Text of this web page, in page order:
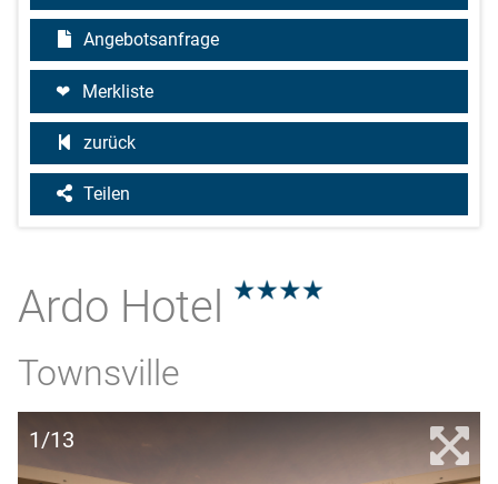
Angebotsanfrage
Merkliste
zurück
Teilen
Ardo Hotel 4.0
Townsville
1/13